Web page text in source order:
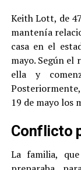
Keith Lott, de
mantenía
casa en el
mayo. Según el
ella y
19 de mayo los
Conflicto
La familia,